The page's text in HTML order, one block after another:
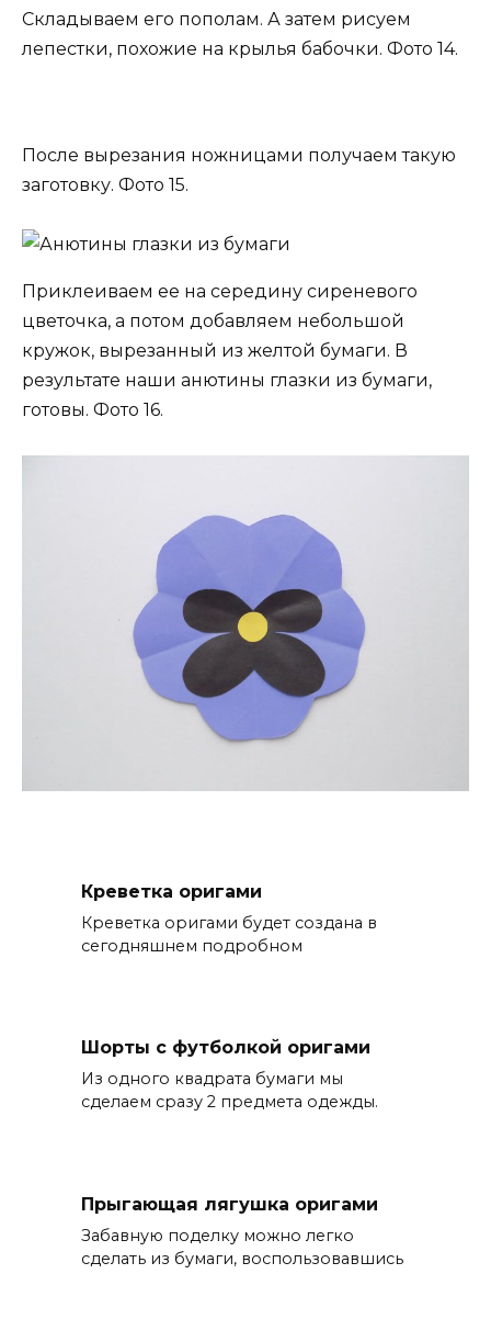
Складываем его пополам. А затем рисуем
лепестки, похожие на крылья бабочки. Фото 14.
После вырезания ножницами получаем такую
заготовку. Фото 15.
Приклеиваем ее на середину сиреневого
цветочка, а потом добавляем небольшой
кружок, вырезанный из желтой бумаги. В
результате наши анютины глазки из бумаги,
готовы. Фото 16.
Креветка оригами
Креветка оригами будет создана в
сегодняшнем подробном
Шорты с футболкой оригами
Из одного квадрата бумаги мы
сделаем сразу 2 предмета одежды.
Прыгающая лягушка оригами
Забавную поделку можно легко
сделать из бумаги, воспользовавшись